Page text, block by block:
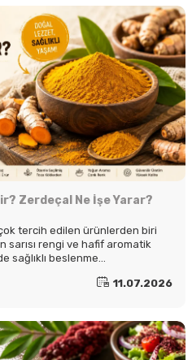
Zerdeçal Ne İşe Yarar?
tercih edilen ürünlerden biri
sarısı rengi ve hafif aromatik
sağlıklı beslenme
sahiptir.
11.07.2026